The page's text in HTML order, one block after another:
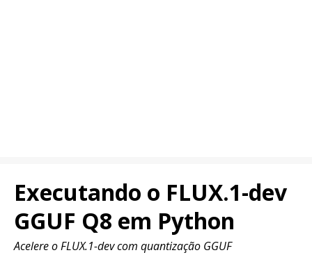
Executando o FLUX.1-dev
GGUF Q8 em Python
Acelere o FLUX.1-dev com quantização GGUF